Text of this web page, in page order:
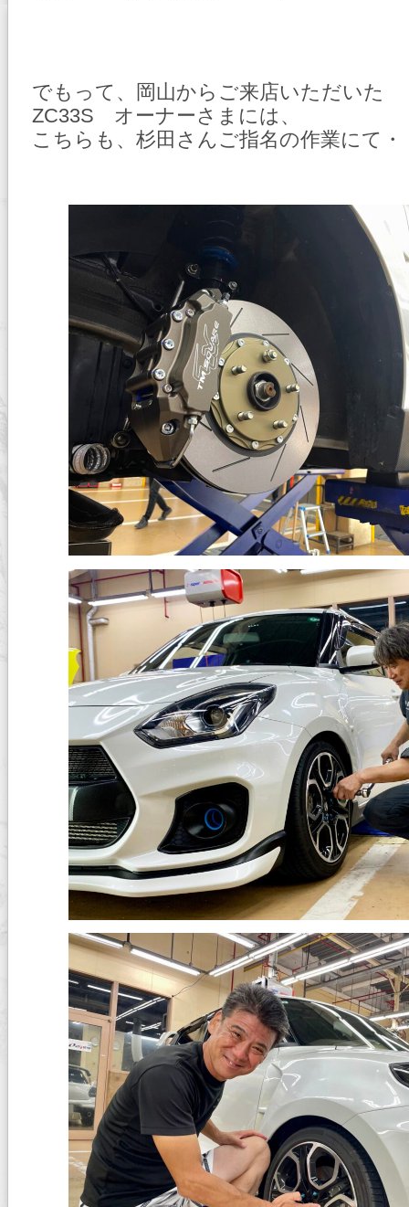
でもって、岡山からご来店いただいた
ZC33S オーナーさまには、
こちらも、杉田さんご指名の作業にて・